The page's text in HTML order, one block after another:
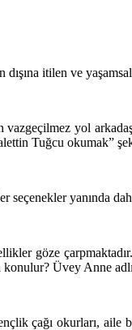
itilen ve
yol
Tuğcu okumak”
seçenekler yanında
göze
konulur? Üvey Anne
çağı okurları, aile